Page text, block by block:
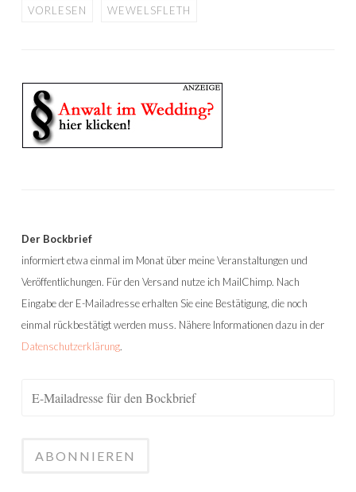
VORLESEN WEWELSFLETH
Der Bockbrief
informiert etwa einmal im Monat über meine Veranstaltungen und
Veröffentlichungen. Für den Versand nutze ich MailChimp. Nach
Eingabe der E-Mailadresse erhalten Sie eine Bestätigung, die noch
einmal rückbestätigt werden muss. Nähere Informationen dazu in der
Datenschutzerklärung.